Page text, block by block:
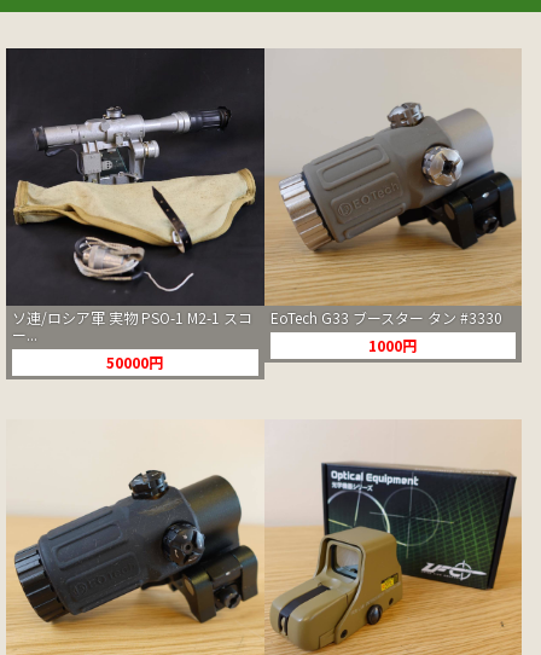
ソ連/ロシア軍 実物 PSO-1 M2-1 スコ
ー...
50000円
EoTech G33 ブースター タン #3330
1000円